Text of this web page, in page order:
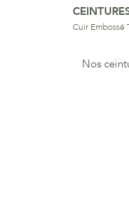
Cuir Embossé
Nos